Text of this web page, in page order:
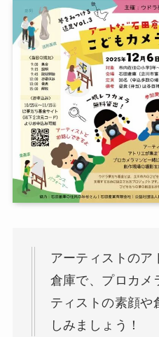
アーティストのア
倉庫で、プロカメ
ティストの素顔や
しみましょう！